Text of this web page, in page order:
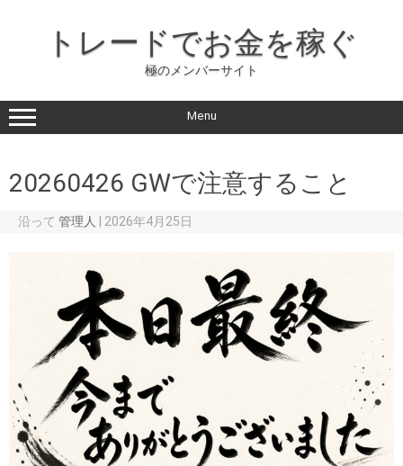
キ
ッ
プ
トレードでお金を稼ぐ
極のメンバーサイト
Menu
20260426 GWで注意すること
沿って 管理人 2026年4月25日